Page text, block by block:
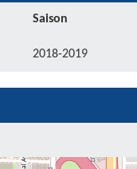
Saison
2018-2019